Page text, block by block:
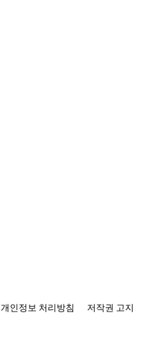
개인정보 처리방침 저작권 고지